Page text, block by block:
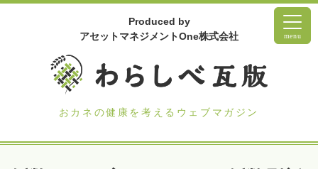
Produced by
アセットマネジメントOne株式会社
おカネの健康を考えるウェブマガジン
menu